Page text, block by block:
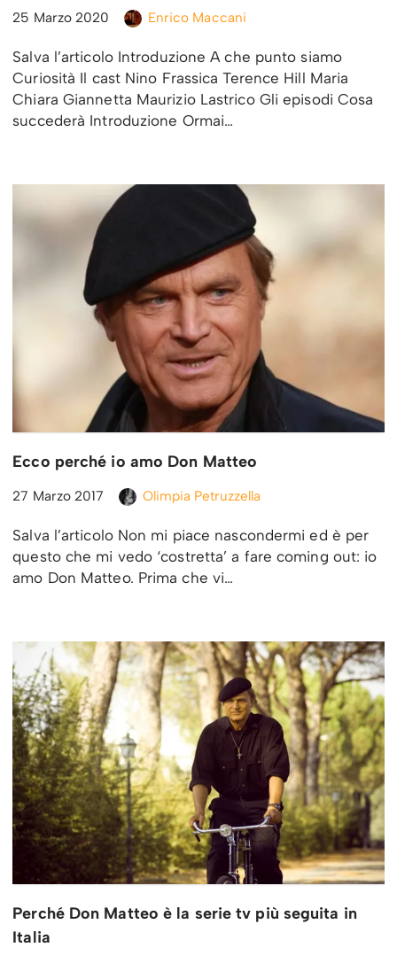
25 Marzo 2020 Enrico Maccani
Salva l’articolo Introduzione A che punto siamo
Curiosità Il cast Nino Frassica Terence Hill Maria
Chiara Giannetta Maurizio Lastrico Gli episodi Cosa
succederà Introduzione Ormai…
Ecco perché io amo Don Matteo
27 Marzo 2017 Olimpia Petruzzella
Salva l’articolo Non mi piace nascondermi ed è per
questo che mi vedo ‘costretta’ a fare coming out: io
amo Don Matteo. Prima che vi…
Perché Don Matteo è la serie tv più seguita in
Italia